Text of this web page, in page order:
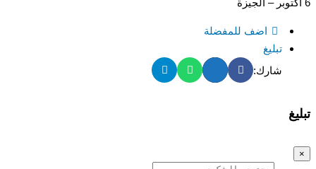
6 اكتوبر – الجيزة
اضف للمفضلة
تبليغ
شارك:
تبليغ
×